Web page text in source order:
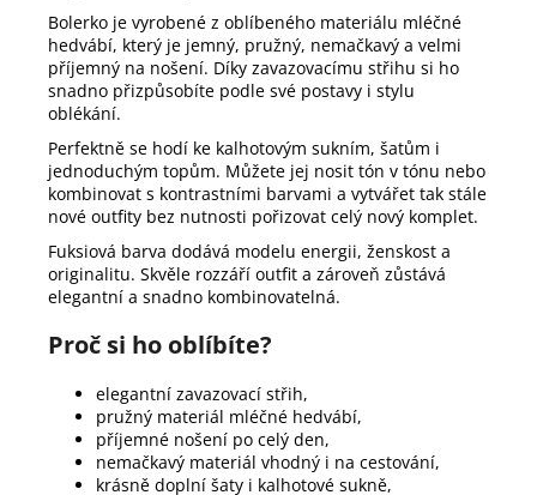
Bolerko je vyrobené z oblíbeného materiálu mléčné
hedvábí, který je jemný, pružný, nemačkavý a velmi
příjemný na nošení. Díky zavazovacímu střihu si ho
snadno přizpůsobíte podle své postavy i stylu
oblékání.
Perfektně se hodí ke kalhotovým sukním, šatům i
jednoduchým topům. Můžete jej nosit tón v tónu nebo
kombinovat s kontrastními barvami a vytvářet tak stále
nové outfity bez nutnosti pořizovat celý nový komplet.
Fuksiová barva dodává modelu energii, ženskost a
originalitu. Skvěle rozzáří outfit a zároveň zůstává
elegantní a snadno kombinovatelná.
Proč si ho oblíbíte?
elegantní zavazovací střih,
pružný materiál mléčné hedvábí,
příjemné nošení po celý den,
nemačkavý materiál vhodný i na cestování,
krásně doplní šaty i kalhotové sukně,